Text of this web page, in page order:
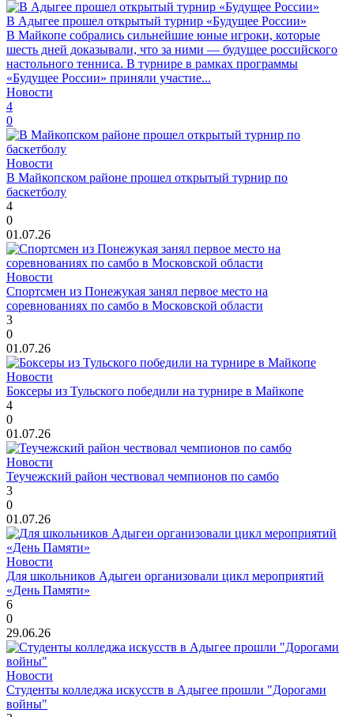
В Адыгее прошел открытый турнир «Будущее России»
В Майкопе собрались сильнейшие юные игроки, которые
шесть дней доказывали, что за ними — будущее российского
настольного тенниса. В турнире в рамках программы
«Будущее России» приняли участие...
Новости
4
0
Новости
В Майкопском районе прошел открытый турнир по
баскетболу
4
0
01.07.26
Новости
Спортсмен из Понежукая занял первое место на
соревнованиях по самбо в Московской области
3
0
01.07.26
Новости
Боксеры из Тульского победили на турнире в Майкопе
4
0
01.07.26
Новости
Теучежский район чествовал чемпионов по самбо
3
0
01.07.26
Новости
Для школьников Адыгеи организовали цикл мероприятий
«День Памяти»
6
0
29.06.26
Новости
Студенты колледжа искусств в Адыгее прошли "Дорогами
войны"